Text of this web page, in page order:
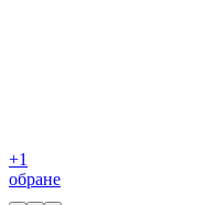
+1
обране